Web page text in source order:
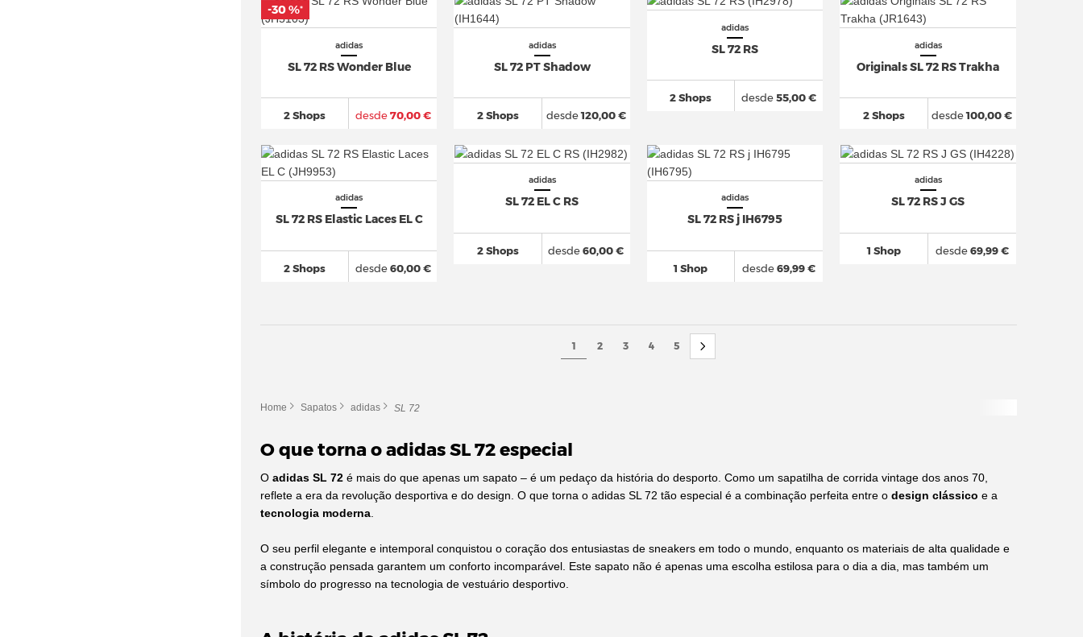
adidas
SL 72 RS Wonder Blue
2 Shops desde70,00 €
-30 %*
adidas
SL 72 PT Shadow
2 Shops desde120,00 €
adidas
SL 72 RS
2 Shops desde55,00 €
adidas
Originals SL 72 RS Trakha
2 Shops desde100,00 €
adidas
SL 72 RS Elastic Laces EL C
2 Shops desde60,00 €
adidas
SL 72 EL C RS
2 Shops desde60,00 €
adidas
SL 72 RS j IH6795
1 Shop desde69,99 €
adidas
SL 72 RS J GS
1 Shop desde69,99 €
1 2 3 4 5
Home Sapatos adidas SL 72
O que torna o adidas SL 72 especial
O adidas SL 72é mais do que apenas um sapato – é um pedaço da história do desporto. Como um sapatilha de corrida vintage dos anos 70,
reflete a era da revolução desportiva e do design. O que torna o adidas SL 72 tão especial é a combinação perfeita entre o design clássico e a
tecnologia moderna.
O seu perfil elegante e intemporal conquistou o coração dos entusiastas de sneakers em todo o mundo, enquanto os materiais de alta qualidade e
a construção pensada garantem um conforto incomparável. Este sapato não é apenas uma escolha estilosa para o dia a dia, mas também um
símbolo do progresso na tecnologia de vestuário desportivo.